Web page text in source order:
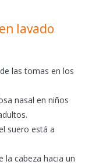
lavado
las tomas en los
nasal en niños
suero está a
la cabeza hacia un